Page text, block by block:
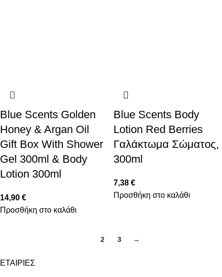
ΕΤΑΙΡΙΕΣ
Blue Scents Golden
Honey & Argan Oil
Gift Box With Shower
Gel 300ml & Body
Lotion 300ml
14,90 €
Προσθήκη στο καλάθι
Blue Scents Body
Lotion Red Berries
Γαλάκτωμα Σώματος,
300ml
7,38 €
Προσθήκη στο καλάθι
2 3 →